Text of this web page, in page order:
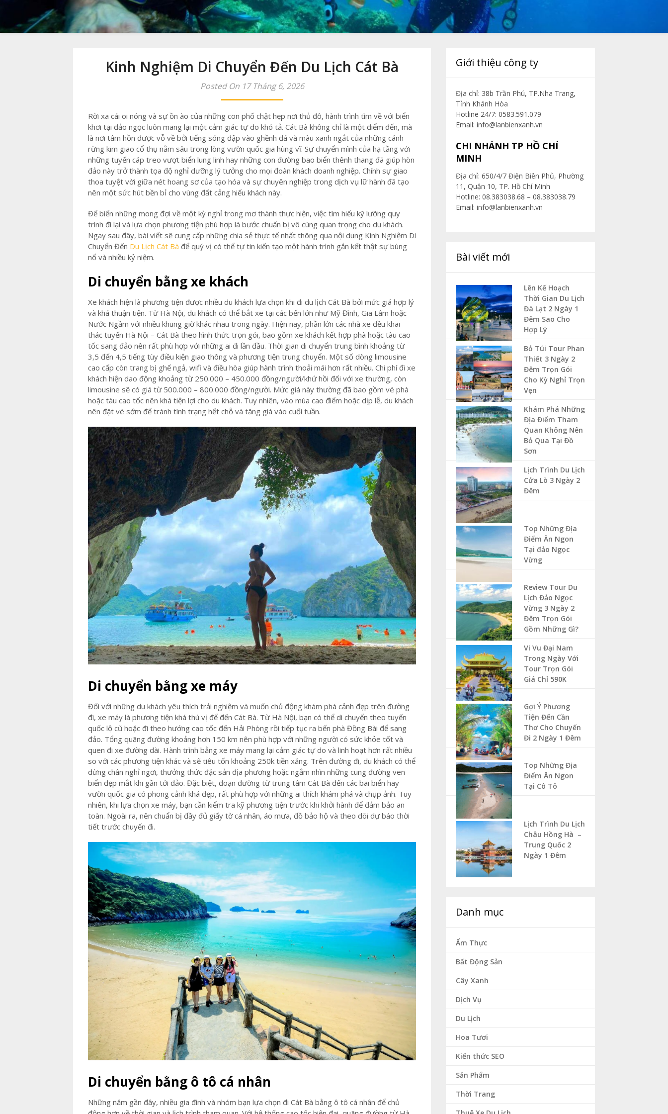
Kinh Nghiệm Di Chuyển Đến Du Lịch Cát Bà
Posted On 17 Tháng 6, 2026
Rời xa cái oi nóng và sự ồn ào của những con phố chật hẹp nơi thủ đô, hành trình tìm về với biển
khơi tại đảo ngọc luôn mang lại một cảm giác tự do khó tả. Cát Bà không chỉ là một điểm đến, mà
là nơi tâm hồn được vỗ về bởi tiếng sóng đập vào ghềnh đá và màu xanh ngắt của những cánh
rừng kim giao cổ thụ nằm sâu trong lòng vườn quốc gia hùng vĩ. Sự chuyển mình của hạ tầng với
những tuyến cáp treo vượt biển lung linh hay những con đường bao biển thênh thang đã giúp hòn
đảo này trở thành tọa độ nghỉ dưỡng lý tưởng cho mọi đoàn khách doanh nghiệp. Chính sự giao
thoa tuyệt vời giữa nét hoang sơ của tạo hóa và sự chuyên nghiệp trong dịch vụ lữ hành đã tạo
nên một sức hút bền bỉ cho vùng đất cảng hiếu khách này.
Để biến những mong đợi về một kỳ nghỉ trong mơ thành thực hiện, việc tìm hiểu kỹ lưỡng quy
trình đi lại và lựa chọn phương tiện phù hợp là bước chuẩn bị vô cùng quan trọng cho du khách.
Ngay sau đây, bài viết sẽ cung cấp những chia sẻ thực tế nhất thông qua nội dung Kinh Nghiệm Di
Chuyển Đến Du Lịch Cát Bà để quý vị có thể tự tin kiến tạo một hành trình gắn kết thật sự bùng
nổ và nhiều kỷ niệm.
Di chuyển bằng xe khách
Xe khách hiện là phương tiện được nhiều du khách lựa chọn khi đi du lịch Cát Bà bởi mức giá hợp lý
và khá thuận tiện. Từ Hà Nội, du khách có thể bắt xe tại các bến lớn như Mỹ Đình, Gia Lâm hoặc
Nước Ngầm với nhiều khung giờ khác nhau trong ngày. Hiện nay, phần lớn các nhà xe đều khai
thác tuyến Hà Nội – Cát Bà theo hình thức trọn gói, bao gồm xe khách kết hợp phà hoặc tàu cao
tốc sang đảo nên rất phù hợp với những ai đi lần đầu. Thời gian di chuyển trung bình khoảng từ
3,5 đến 4,5 tiếng tùy điều kiện giao thông và phương tiện trung chuyển. Một số dòng limousine
cao cấp còn trang bị ghế ngả, wifi và điều hòa giúp hành trình thoải mái hơn rất nhiều. Chi phí đi xe
khách hiện dao động khoảng từ 250.000 – 450.000 đồng/người/khứ hồi đối với xe thường, còn
limousine sẽ có giá từ 500.000 – 800.000 đồng/người. Mức giá này thường đã bao gồm vé phà
hoặc tàu cao tốc nên khá tiện lợi cho du khách. Tuy nhiên, vào mùa cao điểm hoặc dịp lễ, du khách
nên đặt vé sớm để tránh tình trạng hết chỗ và tăng giá vào cuối tuần.
Di chuyển bằng xe máy
Đối với những du khách yêu thích trải nghiệm và muốn chủ động khám phá cảnh đẹp trên đường
đi, xe máy là phương tiện khá thú vị để đến Cát Bà. Từ Hà Nội, bạn có thể di chuyển theo tuyến
quốc lộ cũ hoặc đi theo hướng cao tốc đến Hải Phòng rồi tiếp tục ra bến phà Đồng Bài để sang
đảo. Tổng quãng đường khoảng hơn 150 km nên phù hợp với những người có sức khỏe tốt và
quen đi xe đường dài. Hành trình bằng xe máy mang lại cảm giác tự do và linh hoạt hơn rất nhiều
so với các phương tiện khác và sẽ tiêu tốn khoảng 250k tiền xăng. Trên đường đi, du khách có thể
dừng chân nghỉ ngơi, thưởng thức đặc sản địa phương hoặc ngắm nhìn những cung đường ven
biển đẹp mắt khi gần tới đảo. Đặc biệt, đoạn đường từ trung tâm Cát Bà đến các bãi biển hay
vườn quốc gia có phong cảnh khá đẹp, rất phù hợp với những ai thích khám phá và chụp ảnh. Tuy
nhiên, khi lựa chọn xe máy, bạn cần kiểm tra kỹ phương tiện trước khi khởi hành để đảm bảo an
toàn. Ngoài ra, nên chuẩn bị đầy đủ giấy tờ cá nhân, áo mưa, đồ bảo hộ và theo dõi dự báo thời
tiết trước chuyến đi.
Di chuyển bằng ô tô cá nhân
Những năm gần đây, nhiều gia đình và nhóm bạn lựa chọn đi Cát Bà bằng ô tô cá nhân để chủ
Giới thiệu công ty
Địa chỉ: 38b Trần Phú, TP.Nha Trang,
Tỉnh Khánh Hòa
Hotline 24/7: 0583.591.079
Email: info@lanbienxanh.vn
CHI NHÁNH TP HỒ CHÍ
MINH
Địa chỉ: 650/4/7 Điện Biên Phủ, Phường
11, Quận 10, TP. Hồ Chí Minh
Hotline: 08.383038.68 – 08.383038.79
Email: info@lanbienxanh.vn
Bài viết mới
Lên Kế Hoạch
Thời Gian Du Lịch
Đà Lạt 2 Ngày 1
Đêm Sao Cho
Hợp Lý
Bỏ Túi Tour Phan
Thiết 3 Ngày 2
Đêm Trọn Gói
Cho Kỳ Nghỉ Trọn
Vẹn
Khám Phá Những
Địa Điểm Tham
Quan Không Nên
Bỏ Qua Tại Đồ
Sơn
Lịch Trình Du Lịch
Cửa Lò 3 Ngày 2
Đêm
Top Những Địa
Điểm Ăn Ngon
Tại đảo Ngọc
Vừng
Review Tour Du
Lịch Đảo Ngọc
Vừng 3 Ngày 2
Đêm Trọn Gói
Gồm Những Gì?
Vi Vu Đại Nam
Trong Ngày Với
Tour Trọn Gói
Giá Chỉ 590K
Gợi Ý Phương
Tiện Đến Cần
Thơ Cho Chuyến
Đi 2 Ngày 1 Đêm
Top Những Địa
Điểm Ăn Ngon
Tại Cô Tô
Lịch Trình Du Lịch
Châu Hồng Hà –
Trung Quốc 2
Ngày 1 Đêm
Danh mục
Ẩm Thực
Bất Động Sản
Cây Xanh
Dịch Vụ
Du Lịch
Hoa Tươi
Kiến thức SEO
Sản Phẩm
Thời Trang